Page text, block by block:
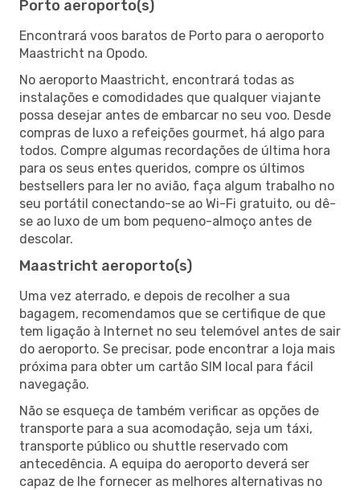
Porto aeroporto(s)
Encontrará voos baratos de Porto para o aeroporto
Maastricht na Opodo.
No aeroporto Maastricht, encontrará todas as
instalações e comodidades que qualquer viajante
possa desejar antes de embarcar no seu voo. Desde
compras de luxo a refeições gourmet, há algo para
todos. Compre algumas recordações de última hora
para os seus entes queridos, compre os últimos
bestsellers para ler no avião, faça algum trabalho no
seu portátil conectando-se ao Wi-Fi gratuito, ou dê-
se ao luxo de um bom pequeno-almoço antes de
descolar.
Maastricht aeroporto(s)
Uma vez aterrado, e depois de recolher a sua
bagagem, recomendamos que se certifique de que
tem ligação à Internet no seu telemóvel antes de sair
do aeroporto. Se precisar, pode encontrar a loja mais
próxima para obter um cartão SIM local para fácil
navegação.
Não se esqueça de também verificar as opções de
transporte para a sua acomodação, seja um táxi,
transporte público ou shuttle reservado com
antecedência. A equipa do aeroporto deverá ser
capaz de lhe fornecer as melhores alternativas no